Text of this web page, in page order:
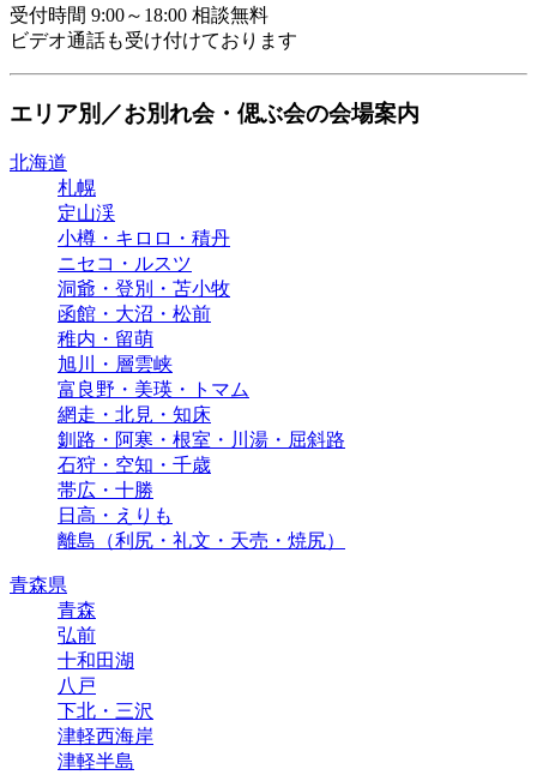
受付時間 9:00～18:00 相談無料
ビデオ通話も受け付けております
エリア別／お別れ会・偲ぶ会の会場案内
北海道
札幌
定山渓
小樽・キロロ・積丹
ニセコ・ルスツ
洞爺・登別・苫小牧
函館・大沼・松前
稚内・留萌
旭川・層雲峡
富良野・美瑛・トマム
網走・北見・知床
釧路・阿寒・根室・川湯・屈斜路
石狩・空知・千歳
帯広・十勝
日高・えりも
離島（利尻・礼文・天売・焼尻）
青森県
青森
弘前
十和田湖
八戸
下北・三沢
津軽西海岸
津軽半島